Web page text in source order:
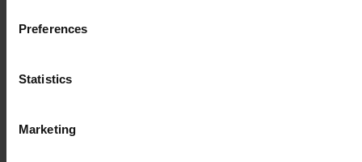
Preferences
Statistics
Marketing